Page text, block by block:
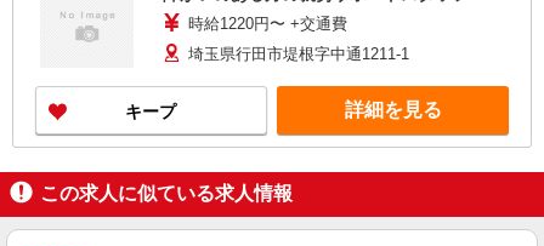
時給1220円〜 +交通費
埼玉県行田市堤根字中通1211-1
キープ 詳細を見る
この求人に似ている求人情報